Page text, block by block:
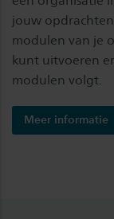
jouw
modulen van je
kunt uitvoeren
modulen volgt.
Meer informatie